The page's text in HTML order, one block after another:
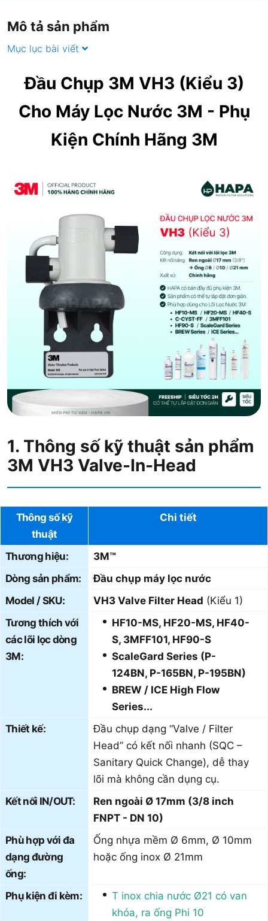
Mô tả sản phẩm
Mục lục bài viết
Đầu Chụp 3M VH3 (Kiểu 3)
Cho Máy Lọc Nước 3M - Phụ
Kiện Chính Hãng 3M
1. Thông số kỹ thuật sản phẩm
3M VH3 Valve-In-Head
Thông số kỹ
thuật
Chi tiết
Thương hiệu:
3M™
Dòng sản phẩm:
Đầu chụp máy lọc nước
Model / SKU:
VH3 Valve Filter Head (Kiểu 1)
Tương thích với
các lõi lọc dòng
3M:
HF10-MS, HF20-MS, HF40-
S, 3MFF101, HF90-S
ScaleGard Series (P-
124BN, P-165BN, P-195BN)
BREW / ICE High Flow
Series...
Thiết kế:
Đầu chụp dạng “Valve / Filter
Head” có kết nối nhanh (SQC –
Sanitary Quick Change), dễ thay
lõi mà không cần dụng cụ.
Kết nối IN/OUT:
Ren ngoài Ø 17mm (3/8 inch
FNPT - DN 10)
Phù hợp với đa
dạng đường
ống:
Ống nhựa mềm Ø 6mm, Ø 10mm
hoặc ống inox Ø 21mm
Phụ kiện đi kèm:
T inox chia nước Ø21 có van
khóa, ra ống Phi 10